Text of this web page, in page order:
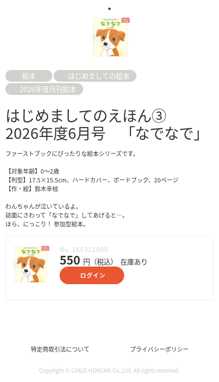
絵本
はじめましての絵本
2026年度月刊絵本
はじめましてのえほん③
2026年度6月号 「なでなで」
ファーストブックにぴったりな絵本シリーズです。
【対象年齢】0～2歳
【判型】17.5×15.5cm、ハードカバー、ボードブック、20ページ
【作・絵】鈴木幸枝
わんちゃんが泣いているよ。
誌面にさわって「なでなで」してあげると…。
ほら、にっこり！ 参加型絵本。
No.160311000
550 円（税込） 在庫あり
ログイン
特定商取引法について プライバシーポリシー
Copyright © CHILD HONSHA Co.,Ltd. All rights reserved.